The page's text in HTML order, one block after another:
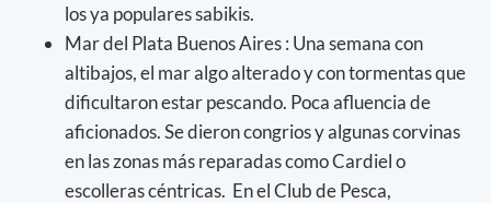
los ya populares sabikis.
Mar del Plata Buenos Aires : Una semana con
altibajos, el mar algo alterado y con tormentas que
dificultaron estar pescando. Poca afluencia de
aficionados. Se dieron congrios y algunas corvinas
en las zonas más reparadas como Cardiel o
escolleras céntricas. En el Club de Pesca,